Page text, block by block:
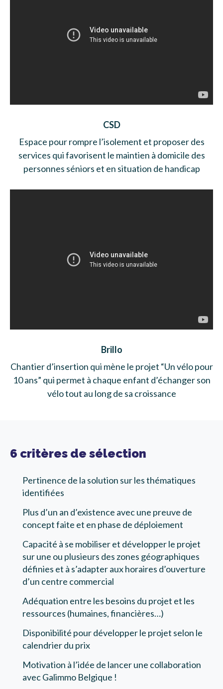
CSD
Espace pour rompre l’isolement et proposer des
services qui favorisent le maintien à domicile des
personnes séniors et en situation de handicap
Brillo
Chantier d’insertion qui mène le projet “Un vélo pour
10 ans” qui permet à chaque enfant d’échanger son
vélo tout au long de sa croissance
6 critères de sélection
Pertinence de la solution sur les thématiques
identifiées
Plus d’un an d’existence avec une preuve de
concept faite et en phase de déploiement
Capacité à se mobiliser et développer le projet
sur une ou plusieurs des zones géographiques
définies et à s’adapter aux horaires d’ouverture
d’un centre commercial
Adéquation entre les besoins du projet et les
ressources (humaines, financières…)
Disponibilité pour développer le projet selon le
calendrier du prix
Motivation à l’idée de lancer une collaboration
avec Galimmo Belgique !